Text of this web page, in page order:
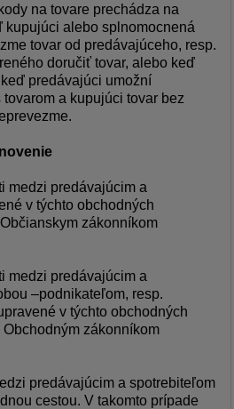
na tovare prechádza na
kupujúci alebo splnomocnená
tovar od predávajúceho, resp.
doručiť tovar, alebo keď
predávajúci umožní
a kupujúci tovar bez
medzi predávajúcim a
v týchto obchodných
zákonníkom
medzi predávajúcim a
–podnikateľom, resp.
v týchto obchodných
zákonníkom
predávajúcim a spotrebiteľom
cestou. V takomto prípade